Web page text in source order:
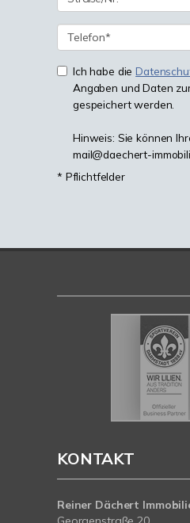
Ich habe die
Angaben und Daten
gespeichert werden.
Hinweis: Sie können
mail@daechert-
* Pflichtfelder
KONTAKT
Reiner Dächert